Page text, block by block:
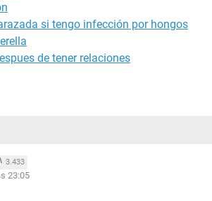
si tengo infección por hongos
de tener relaciones
3.433
23:05